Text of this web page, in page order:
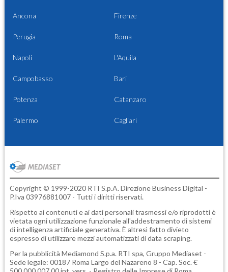
Ancona Firenze
Perugia Roma
Napoli L'Aquila
Campobasso Bari
Potenza Catanzaro
Palermo Cagliari
Copyright © 1999-2020 RTI S.p.A. Direzione Business Digital -
P.Iva 03976881007 - Tutti i diritti riservati.
Rispetto ai contenuti e ai dati personali trasmessi e/o riprodotti è
vietata ogni utilizzazione funzionale all'addestramento di sistemi
di intelligenza artificiale generativa. È altresì fatto divieto
espresso di utilizzare mezzi automatizzati di data scraping.
Per la pubblicità Mediamond S.p.a. RTI spa, Gruppo Mediaset -
Sede legale: 00187 Roma Largo del Nazareno 8 - Cap. Soc. €